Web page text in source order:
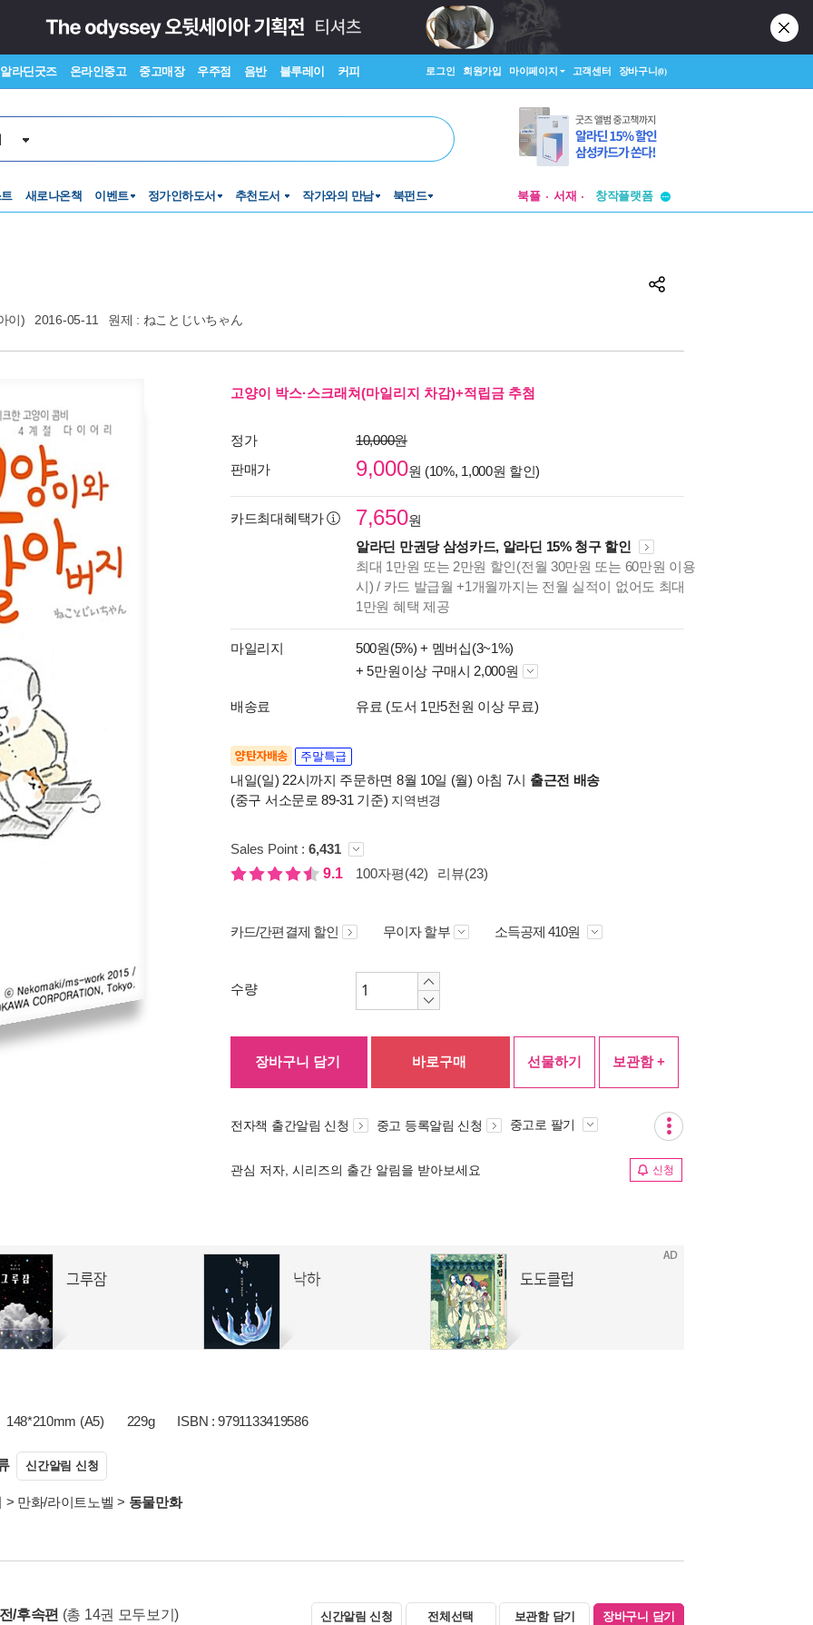
알라딘굿즈 온라인중고 중고매장 우주점 음반 블루레이 커피 로그인 회원가입 마이페이지 고객센터 장바구니(0)
새로나온책 이벤트 정가인하도서 추천도서 작가와의 만남 북펀드 북플 서재
창작플랫폼
이) 2016-05-11 원제 : ねことじいちゃん
고양이 박스·스크래쳐(마일리지 차감)+적립금 추첨
정가
10,000원
판매가
9,000원 (10%, 1,000원 할인)
카드최대혜택가 7,650원
알라딘 만권당 삼성카드, 알라딘 15% 청구 할인
최대 1만원 또는 2만원 할인(전월 30만원 또는 60만원 이용
시) / 카드 발급월 +1개월까지는 전월 실적이 없어도 최대
1만원 혜택 제공
마일리지 500원(5%) + 멤버십(3~1%)
+ 5만원이상 구매시 2,000원
배송료 유료 (도서 1만5천원 이상 무료)
양탄자배송 주말특급
내일(일) 22시까지 주문하면 8월 10일 (월) 아침 7시 출근전 배송
(중구 서소문로 89-31 기준) 지역변경
Sales Point : 6,431
9.1
100자평(42) 리뷰(23)
카드/간편결제 할인 무이자 할부 소득공제 410원
수량
장바구니 담기 바로구매 선물하기 보관함 +
전자책 출간알림 신청 중고 등록알림 신청 중고로 팔기
관심 저자, 시리즈의 출간 알림을 받아보세요 신청
148*210mm (A5) 229g ISBN : 9791133419586
신간알림 신청
> 만화/라이트노벨 > 동물만화
/후속편 (총 14권 모두보기) 신간알림 신청 전체선택 보관함 담기 장바구니 담기